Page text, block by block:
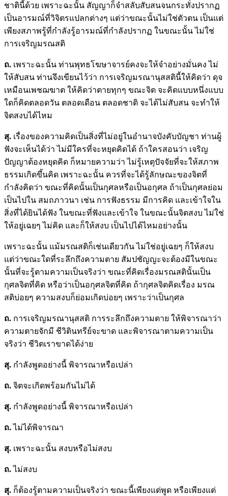
ชาตินี้ด้วย เพราะฉะนั้น สัญญาก็จำสลับสับสนจนกระทั่งปรากฏ
เป็นอารมณ์ที่วิจิตรแปลกต่างๆ แต่ว่าขณะนั้นไม่ใช่ตัวตน เป็นแต่
เพียงสภาพรู้ที่กำลังรู้อารมณ์ที่กำลังปรากฏ ในขณะนั้น ไม่ใช่
การเจริญมรณสติ
ถ. เพราะฉะนั้น ท่านพุทธโฆษาจารย์คงจะให้จำอย่างมั่นคง ไม่
ให้สับสน ท่านจึงเขียนไว้ว่า การเจริญมรณานุสสตินี้ให้คิดว่า ดุจ
เหมือนเพชฌฆาต ให้คิดว่าตายทุกๆ ขณะจิต จะคิดแบบหนึ่งแบบ
ใดก็คิดตลอดวัน ตลอดเดือน ตลอดชาติ จะได้ไม่สับสน จะทำให้
จิตสงบได้ไหม
สุ. เรื่องของความคิดเป็นสิ่งที่ไม่อยู่ในอำนาจบังคับบัญชา ท่านผู้
ฟังจะเห็นได้ว่า ไม่มีใครที่จะหยุดคิดได้ ถ้าใครสอนว่า เจริญ
ปัญญาต้องหยุดคิด ก็หมายความว่า ไม่รู้เหตุปัจจัยที่จะให้สภาพ
ธรรมเกิดขึ้นคิด เพราะฉะนั้น ควรที่จะได้รู้ลักษณะของจิตที่
กำลังคิดว่า ขณะที่คิดนั้นเป็นกุศลหรือเป็นอกุศล ถ้าเป็นกุศลย่อม
เป็นไปใน สมถภาวนา เช่น การฟังธรรม มีการคิด และเข้าใจใน
สิ่งที่ได้ยินได้ฟัง ในขณะที่ฟังและเข้าใจ ในขณะนั้นจิตสงบ ไม่ใช่
ให้อยู่เฉยๆ ไม่คิด และก็ให้สงบ เป็นไปได้ไหมอย่างนั้น
เพราะฉะนั้น แม้มรณสติก็เช่นเดียวกัน ไม่ใช่อยู่เฉยๆ ก็ให้สงบ
แต่ว่าขณะใดที่ระลึกถึงความตาย สัมปชัญญะจะต้องมีในขณะ
นั้นที่จะรู้ตามความเป็นจริงว่า ขณะที่คิดเรื่องมรณสตินั้นเป็น
กุศลจิตที่คิด หรือว่าเป็นอกุศลจิตที่คิด ถ้ากุศลจิตคิดเรื่อง มรณ
สติบ่อยๆ ความสงบก็ย่อมเกิดบ่อยๆ เพราะว่าเป็นกุศล
ถ. การเจริญมรณานุสสติ การระลึกถึงความตาย ให้พิจารณาว่า
ความตายจักมี ชีวิตินทรีย์จะขาด และพิจารณาตามความเป็น
จริงว่า ชีวิตเราขาดได้ง่าย
สุ. กำลังพูดอย่างนี้ พิจารณาหรือเปล่า
ถ. จิตจะเกิดพร้อมกันไม่ได้
สุ. กำลังพูดอย่างนี้ พิจารณาหรือเปล่า
ถ.ไม่ได้พิจารณา
สุ. เพราะฉะนั้น สงบหรือไม่สงบ
ถ.ไม่สงบ
สุ. ก็ต้องรู้ตามความเป็นจริงว่า ขณะนี้เพียงแต่พูด หรือเพียงแต่